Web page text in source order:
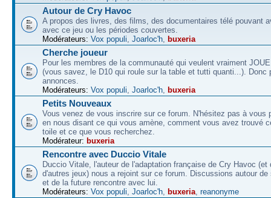
Autour de Cry Havoc
A propos des livres, des films, des documentaires télé pouvant
avec ce jeu ou les périodes couvertes.
Modérateurs: Vox populi, Joarloc'h, buxeria
Cherche joueur
Pour les membres de la communauté qui veulent vraiment
(vous savez, le D10 qui roule sur la table et tutti quanti...). Donc
annonces.
Modérateurs: Vox populi, Joarloc'h, buxeria
Petits Nouveaux
Vous venez de vous inscrire sur ce forum. N'hésitez pas à vous
en nous disant ce qui vous amène, comment vous avez trouvé
toile et ce que vous recherchez.
Modérateur: buxeria
Rencontre avec Duccio Vitale
Duccio Vitale, l'auteur de l'adaptation française de Cry Havoc (et
d'autres jeux) nous a rejoint sur ce forum. Discussions autour de
et de la future rencontre avec lui.
Modérateurs: Vox populi, Joarloc'h, buxeria, reanonyme